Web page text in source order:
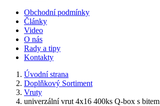
Obchodní podmínky
Články
Video
O nás
Rady a tipy
Kontakty
Úvodní strana
Doplňkový Sortiment
Vruty
univerzální vrut 4x16 400ks Q-box s bitem